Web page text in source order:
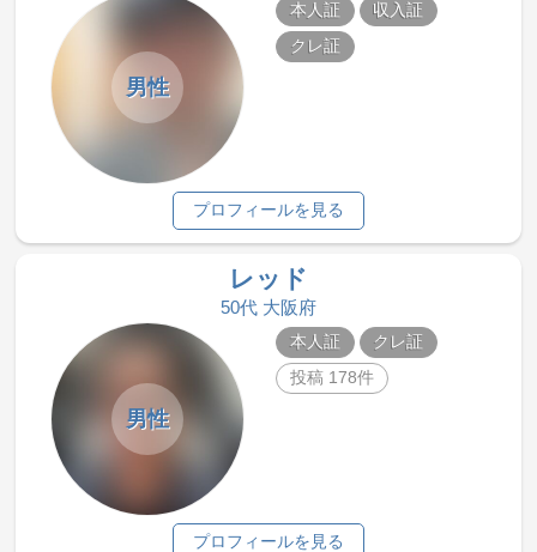
男性
本人証
収入証
クレ証
プロフィールを見る
レッド
50代 大阪府
男性
本人証
クレ証
投稿 178件
プロフィールを見る